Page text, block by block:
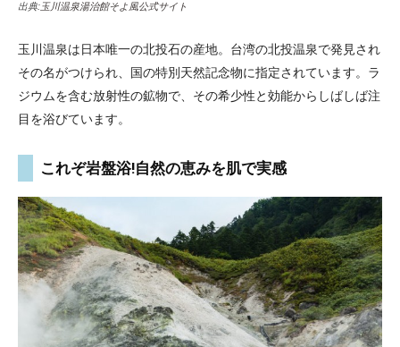
出典:玉川温泉湯治館そよ風公式サイト
玉川温泉は日本唯一の北投石の産地。台湾の北投温泉で発見され
その名がつけられ、国の特別天然記念物に指定されています。ラ
ジウムを含む放射性の鉱物で、その希少性と効能からしばしば注
目を浴びています。
これぞ岩盤浴!自然の恵みを肌で実感